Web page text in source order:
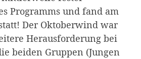
Programms und fand am
Der Oktoberwind war
Herausforderung bei
beiden Gruppen (Jungen